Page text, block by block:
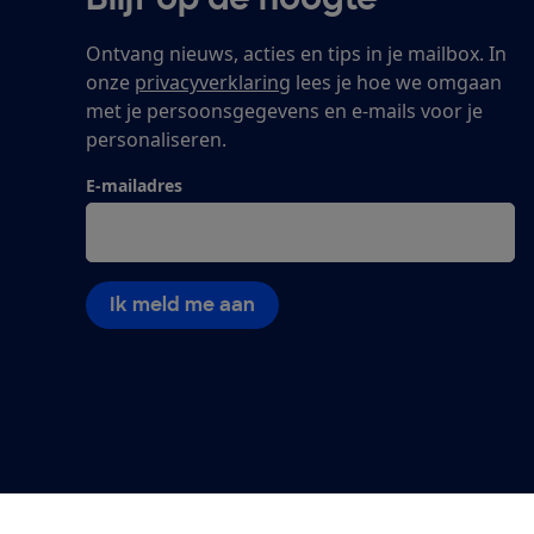
Ontvang nieuws, acties en tips in je mailbox. In
onze privacyverklaring lees je hoe we omgaan
met je persoonsgegevens en e-mails voor je
personaliseren.
E-mailadres
Ik meld me aan